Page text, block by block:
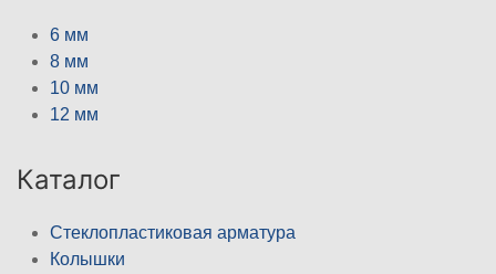
6 мм
8 мм
10 мм
12 мм
Каталог
Стеклопластиковая арматура
Колышки